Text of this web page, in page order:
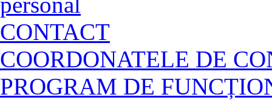
CONTACT
COORDONATELE DE
PROGRAM DE